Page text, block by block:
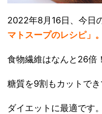
2022年8月16日、今日
マトスープのレシピ」。
食物繊維はなんと26倍！
糖質を9割もカットでき
ダイエットに最適です。